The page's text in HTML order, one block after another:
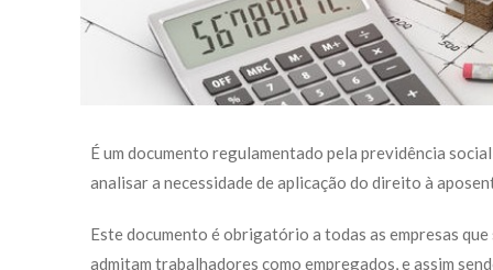
É um documento regulamentado pela previdência
analisar a necessidade de aplicação do direito à
Este documento é obrigatório a todas as empresas
admitam trabalhadores como empregados, e assim